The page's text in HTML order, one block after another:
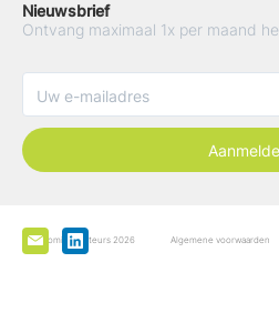
Nieuwsbrief
Ontvang maximaal 1x per maand
De Boominspecteurs 2026 Algemene voorwaarden